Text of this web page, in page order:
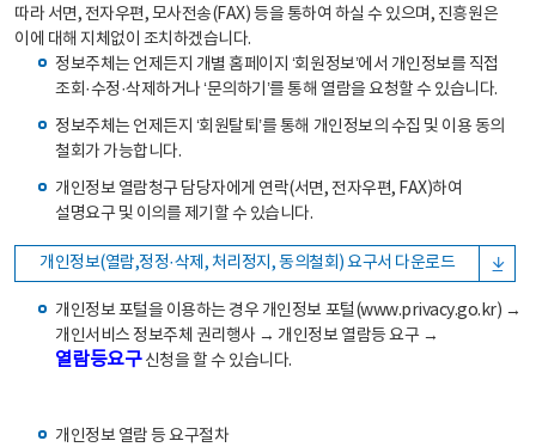
따라 서면, 전자우편, 모사전송(FAX) 등을 통하여 하실 수 있으며, 진흥원은
이에 대해 지체없이 조치하겠습니다.
정보주체는 언제든지 개별 홈페이지 ‘회원정보’에서 개인정보를 직접
조회·수정·삭제하거나 ‘문의하기’를 통해 열람을 요청할 수 있습니다.
정보주체는 언제든지 ‘회원탈퇴’를 통해 개인정보의 수집 및 이용 동의
철회가 가능합니다.
개인정보 열람청구 담당자에게 연락(서면, 전자우편, FAX)하여
설명요구 및 이의를 제기할 수 있습니다.
개인정보(열람,정정·삭제, 처리정지, 동의철회) 요구서 다운로드
개인정보 포털을 이용하는 경우 개인정보 포털(www.privacy.go.kr) →
개인서비스 정보주체 권리행사 → 개인정보 열람등 요구 →
열람등요구신청을 할 수 있습니다.
개인정보 열람 등 요구절차